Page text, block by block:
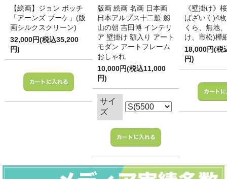
【絵画】ジョン ボッチ
「アーンズ ブーケ」(版
画シルクスクリーン)
32,000円(税込35,200
円)
版画 絵画 名画 日本画
日本アルプス十二題 劔
山の朝 吉田博 インテリ
ア 壁掛け 額入り アート
モダン アートフレーム
おしゃれ
10,000円(税込11,000
円)
サイ
ズ
《壁掛け》
ばざいく)4
くら、無地
け、市松)樺
18,000円(税
円)